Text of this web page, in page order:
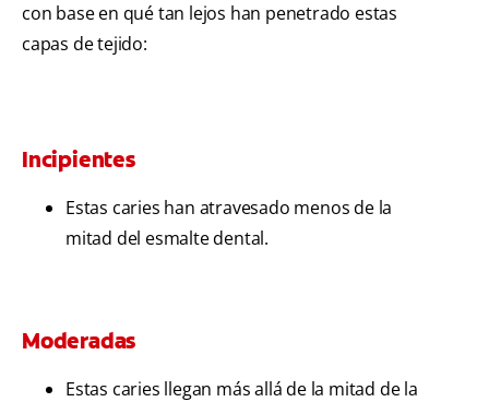
con base en qué tan lejos han penetrado estas
capas de tejido:
Incipientes
Estas caries han atravesado menos de la
mitad del esmalte dental.
Moderadas
Estas caries llegan más allá de la mitad de la